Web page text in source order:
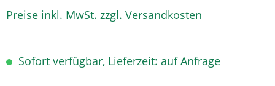
Preise inkl. MwSt. zzgl. Versandkosten
Sofort verfügbar, Lieferzeit: auf Anfrage